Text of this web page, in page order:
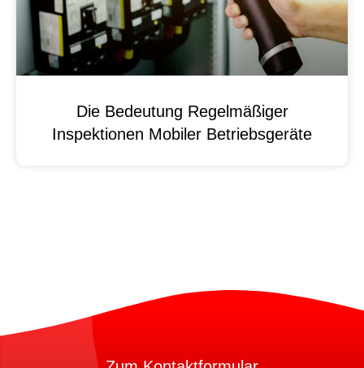
Die Bedeutung Regelmäßiger
Inspektionen Mobiler Betriebsgeräte